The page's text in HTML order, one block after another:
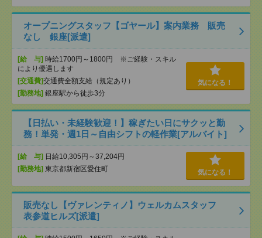
オープニングスタッフ【ゴヤール】案内業務 販売
なし 銀座[派遣]
[給 与] 時給1700円～1800円 ※ご経験・スキル
により優遇します
[交通費]交通費全額支給（規定あり）
[勤務地] 銀座駅から徒歩3分
気になる！
【日払い・未経験歓迎！】稼ぎたい日にサクッと勤
務！単発・週1日～自由シフトの軽作業[アルバイト]
[給 与] 日給10,305円～37,204円
[勤務地] 東京都新宿区愛住町 気になる！
販売なし【ヴァレンティノ】ウェルカムスタッフ
表参道ヒルズ[派遣]